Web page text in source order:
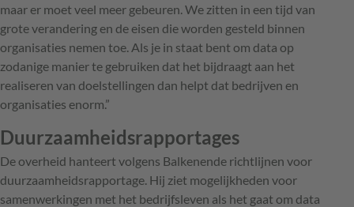
maar er moet veel meer gebeuren. We zitten in een tijd van
grote verandering en de eisen die worden gesteld binnen
organisaties nemen toe. Als je in staat bent om data op
zodanige manier te gebruiken dat het bijdraagt aan het
realiseren van doelstellingen dan helpt dat bedrijven en
organisaties enorm.”
Duurzaamheidsrapportages
De overheid hanteert volgens Balkenende richtlijnen voor
duurzaamheidsrapportage. Hij ziet mogelijkheden voor
samenwerkingen met het bedrijfsleven als het gaat om data